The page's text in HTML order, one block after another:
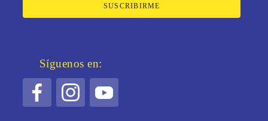
SUSCRIBIRME
Síguenos en: